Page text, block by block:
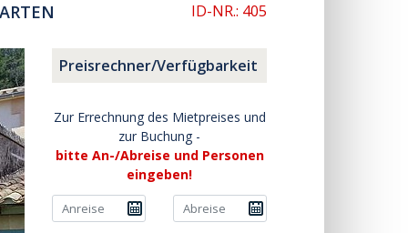
ID-NR.: 405
Preisrechner/Verfügbarkeit
Zur Errechnung des Mietpreises und
zur Buchung -
bitte An-/Abreise und Personen
eingeben!